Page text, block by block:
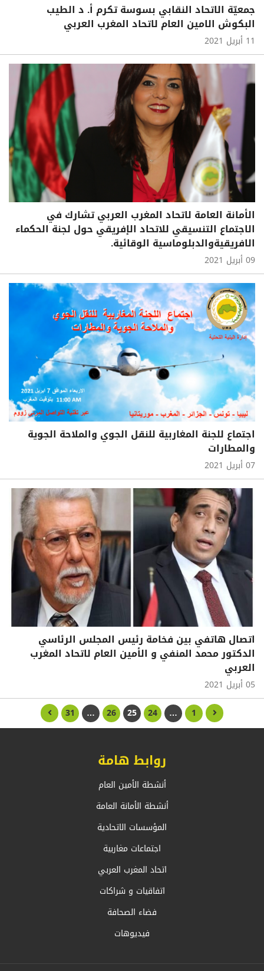
جمعيّة الاتحاد النقابي بسوسة تكرم أ. د الطيب
البكوش الامين العام لاتحاد المغرب العربي
11 أبريل 2021
الأمانة العامة لاتحاد المغرب العربي تشارك في
الاجتماع التنسيقي للاتحاد الإفريقي حول لجنة الحكماء
الافريقيةوالدبلوماسية الوقائية.
09 أبريل 2021
اجتماع للجنة المغاربية للنقل الجوي والملاحة الجوية
والمطارات
07 أبريل 2021
اتصال هاتفي بين فخامة رئيس المجلس الرئاسي
الدكتور محمد المنفي و الأمين العام لاتحاد المغرب
العربي
05 أبريل 2021
1
…
24
25
26
…
31
روابط هامة
أنشطة الأمين العام
أنشطة الأمانة العامة
المؤسسات الاتحادية
اجتماعات مغاربية
اتحاد المغرب العربي
اتفاقيات و شراكات
فضاء الصحافة
فيديوهات